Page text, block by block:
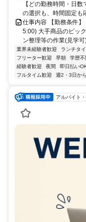
【どの勤務時間・日
の選択も、時間固定も
仕事内容 【勤務条件
5:00) 大手商品のピッ
ン整理等の作業(見学
業界未経験者歓迎 ランチタ
フリーター歓迎
早朝 学歴不
経験者歓迎
夜間 即日払い
フルタイム歓迎
週2・3日か
アルバイト